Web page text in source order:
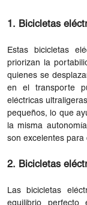
1. Bicicletas
Estas bicicletas
priorizan la
quienes se
en el transporte
eléctricas
pequeños, lo que
la misma
son excelentes para
2. Bicicletas
Las bicicletas
equilibrio perfecto